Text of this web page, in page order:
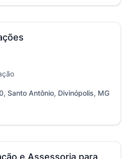
Santo Antônio, Divinópolis, MG
e Assessoria para